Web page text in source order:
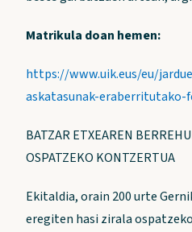
Matrikula doan hemen:
https://www.uik.eus/eu/
askatasunak-eraberritutako-
BATZAR ETXEAREN
OSPATZEKO KONTZERTUA
Ekitaldia, orain 200 urte
eregiten hasi zirala